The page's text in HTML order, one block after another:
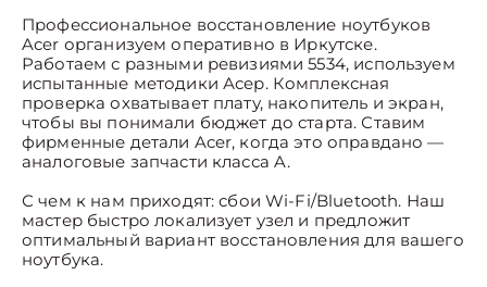
Профессиональное восстановление ноутбуков
Acer организуем оперативно в Иркутске.
Работаем с разными ревизиями 5534, используем
испытанные методики Асер. Комплексная
проверка охватывает плату, накопитель и экран,
чтобы вы понимали бюджет до старта. Ставим
фирменные детали Acer, когда это оправдано —
аналоговые запчасти класса A.
С чем к нам приходят: сбои Wi-Fi/Bluetooth. Наш
мастер быстро локализует узел и предложит
оптимальный вариант восстановления для вашего
ноутбука.